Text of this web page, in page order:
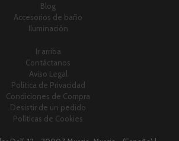
Blog
Accesorios de baño
Iluminación
Ir arriba
Contáctanos
Aviso Legal
Política de Privacidad
Condiciones de Compra
Desistir de un pedido
Políticas de Cookies